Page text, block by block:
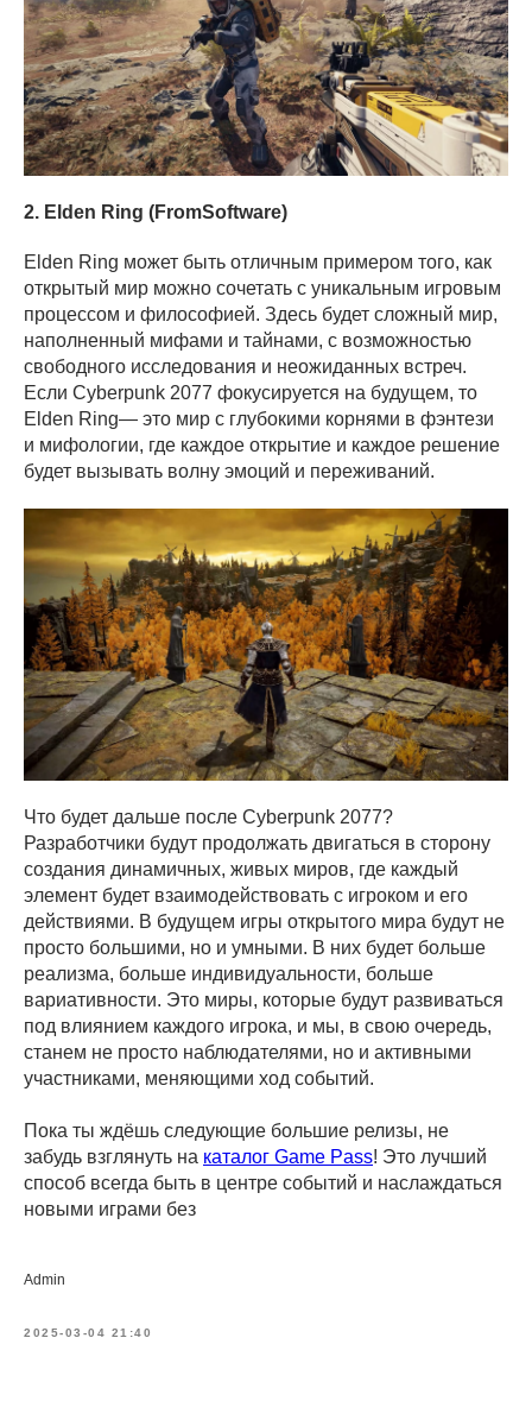
2. Elden Ring (FromSoftware)
Elden Ring может быть отличным примером того, как
открытый мир можно сочетать с уникальным игровым
процессом и философией. Здесь будет сложный мир,
наполненный мифами и тайнами, с возможностью
свободного исследования и неожиданных встреч.
Если Cyberpunk 2077 фокусируется на будущем, то
Elden Ring— это мир с глубокими корнями в фэнтези
и мифологии, где каждое открытие и каждое решение
будет вызывать волну эмоций и переживаний.
Что будет дальше после Cyberpunk 2077?
Разработчики будут продолжать двигаться в сторону
создания динамичных, живых миров, где каждый
элемент будет взаимодействовать с игроком и его
действиями. В будущем игры открытого мира будут не
просто большими, но и умными. В них будет больше
реализма, больше индивидуальности, больше
вариативности. Это миры, которые будут развиваться
под влиянием каждого игрока, и мы, в свою очередь,
станем не просто наблюдателями, но и активными
участниками, меняющими ход событий.
Пока ты ждёшь следующие большие релизы, не
забудь взглянуть на каталог Game Pass! Это лучший
способ всегда быть в центре событий и наслаждаться
новыми играми без
Admin
2025-03-04 21:40